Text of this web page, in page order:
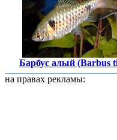
Барбус алый (Barbus
на правах рекламы: